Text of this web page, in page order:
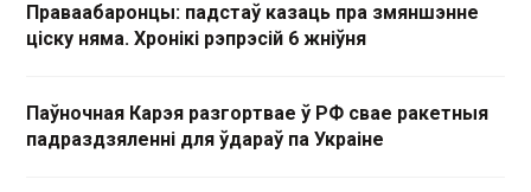
Праваабаронцы: падстаў казаць пра змяншэнне
ціску няма. Хронікі рэпрэсій 6 жніўня
Паўночная Карэя разгортвае ў РФ свае ракетныя
падраздзяленні для ўдараў па Украіне